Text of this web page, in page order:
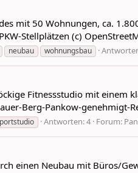
mit 50 Wohnungen, ca.
Stellplätzen (c)
neubau wohnungsbau
Fitnessstudio mit einem
Berg-Pankow-genehmigt-
Antworten: 4 Forum:
einen Neubau mit Büros/